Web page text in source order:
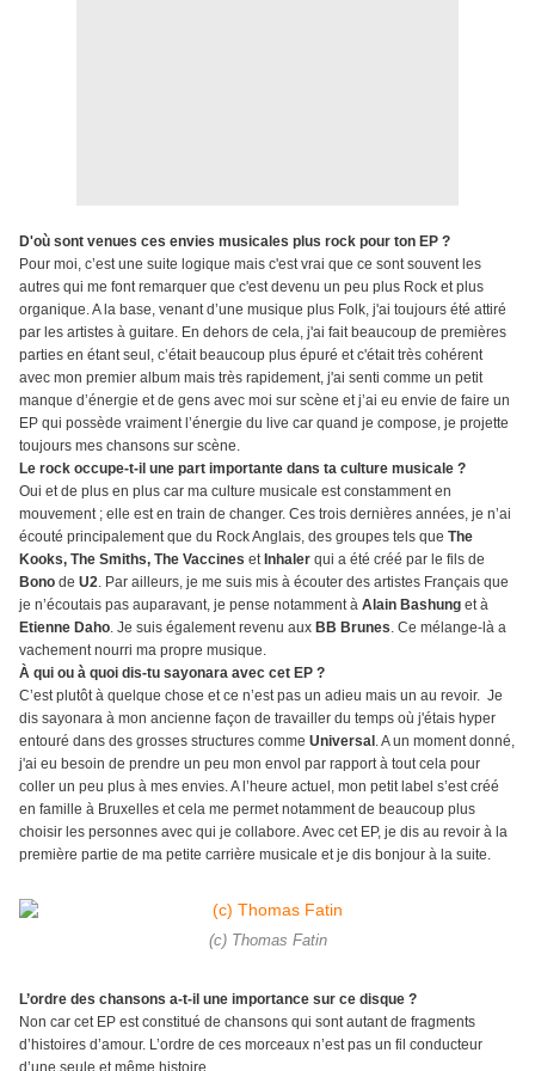
D'où sont venues ces envies musicales plus rock pour ton EP ?
Pour moi, c’est une suite logique mais c'est vrai que ce sont souvent les
autres qui me font remarquer que c'est devenu un peu plus Rock et plus
organique. A la base, venant d’une musique plus Folk, j'ai toujours été attiré
par les artistes à guitare. En dehors de cela, j'ai fait beaucoup de premières
parties en étant seul, c’était beaucoup plus épuré et c'était très cohérent
avec mon premier album mais très rapidement, j'ai senti comme un petit
manque d’énergie et de gens avec moi sur scène et j’ai eu envie de faire un
EP qui possède vraiment l’énergie du live car quand je compose, je projette
toujours mes chansons sur scène.
Le rock occupe-t-il une part importante dans ta culture musicale ?
Oui et de plus en plus car ma culture musicale est constamment en
mouvement ; elle est en train de changer. Ces trois dernières années, je n’ai
écouté principalement que du Rock Anglais, des groupes tels que The
Kooks, The Smiths, The Vaccines et Inhaler qui a été créé par le fils de
Bono de U2. Par ailleurs, je me suis mis à écouter des artistes Français que
je n’écoutais pas auparavant, je pense notamment à Alain Bashung et à
Etienne Daho. Je suis également revenu aux BB Brunes. Ce mélange-là a
vachement nourri ma propre musique.
À qui ou à quoi dis-tu sayonara avec cet EP ?
C’est plutôt à quelque chose et ce n’est pas un adieu mais un au revoir. Je
dis sayonara à mon ancienne façon de travailler du temps où j'étais hyper
entouré dans des grosses structures comme Universal . A un moment donné,
j'ai eu besoin de prendre un peu mon envol par rapport à tout cela pour
coller un peu plus à mes envies. A l’heure actuel, mon petit label s’est créé
en famille à Bruxelles et cela me permet notamment de beaucoup plus
choisir les personnes avec qui je collabore. Avec cet EP, je dis au revoir à la
première partie de ma petite carrière musicale et je dis bonjour à la suite.
(c) Thomas Fatin
L’ordre des chansons a-t-il une importance sur ce disque ?
Non car cet EP est constitué de chansons qui sont autant de fragments
d’histoires d’amour. L’ordre de ces morceaux n’est pas un fil conducteur
d’une seule et même histoire.